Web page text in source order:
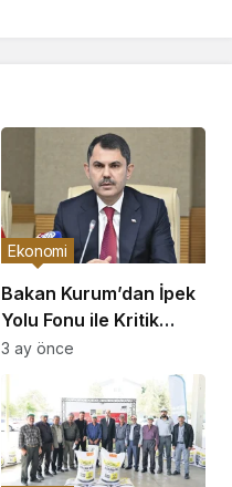
Bakan Kurum’dan İpek
Yolu Fonu ile Kritik
Görüşme
Ekonomi
3 ay önce